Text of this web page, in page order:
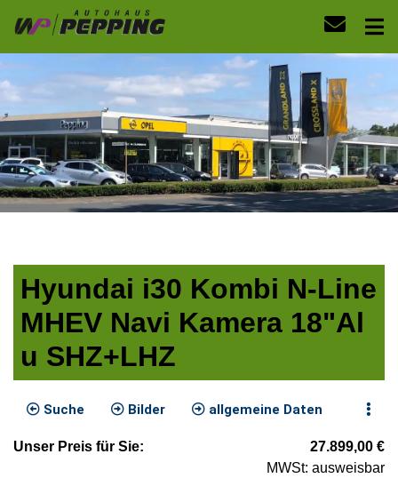
Hyundai i30 Kombi N-Line
MHEV Navi Kamera 18"Al
u SHZ+LHZ
Suche Bilder allgemeine Daten
Unser Preis für Sie: 27.899,00 €
MWSt: ausweisbar